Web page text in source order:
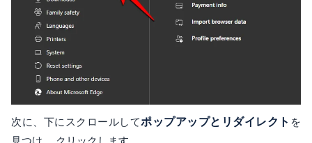
次に、下にスクロールしてポップアップとリダイレクト を